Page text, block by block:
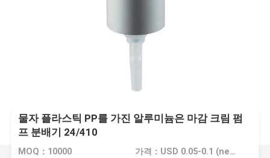
물자 플라스틱 PP를 가진 알루미늄은 마감 크림 펌
프 분배기 24/410
MOQ：10000 가격：USD 0.05-0.1 (negotionable)